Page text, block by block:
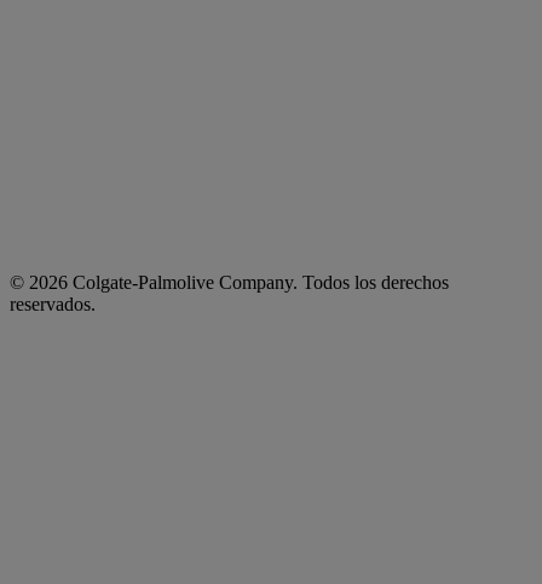
© 2026 Colgate-Palmolive Company. Todos los derechos
reservados.